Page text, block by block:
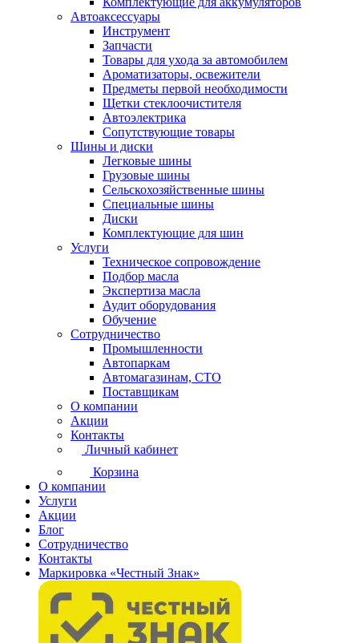
Автоаксессуары
Инструмент
Запчасти
Товары для ухода за автомобилем
Ароматизаторы, освежители
Предметы первой необходимости
Щетки стеклоочистителя
Автоэлектрика
Сопутствующие товары
Шины и диски
Легковые шины
Грузовые шины
Сельскохозяйственные шины
Специальные шины
Диски
Комплектующие для шин
Услуги
Техническое сопровождение
Подбор масла
Экспертиза масла
Аудит оборудования
Обучение
Сотрудничество
Промышленности
Автопаркам
Автомагазинам, СТО
Поставщикам
О компании
Акции
Контакты
Личный кабинет
Корзина
О компании
Услуги
Акции
Блог
Сотрудничество
Контакты
Маркировка «Честный Знак»